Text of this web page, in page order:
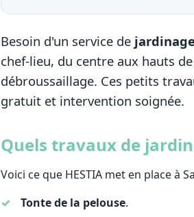
Besoin d'un service de
chef-lieu, du centre aux hauts
débroussaillage. Ces petits
gratuit et intervention soignée.
Quels travaux de
Voici ce que HESTIA met en place à
Tonte de la pelouse.